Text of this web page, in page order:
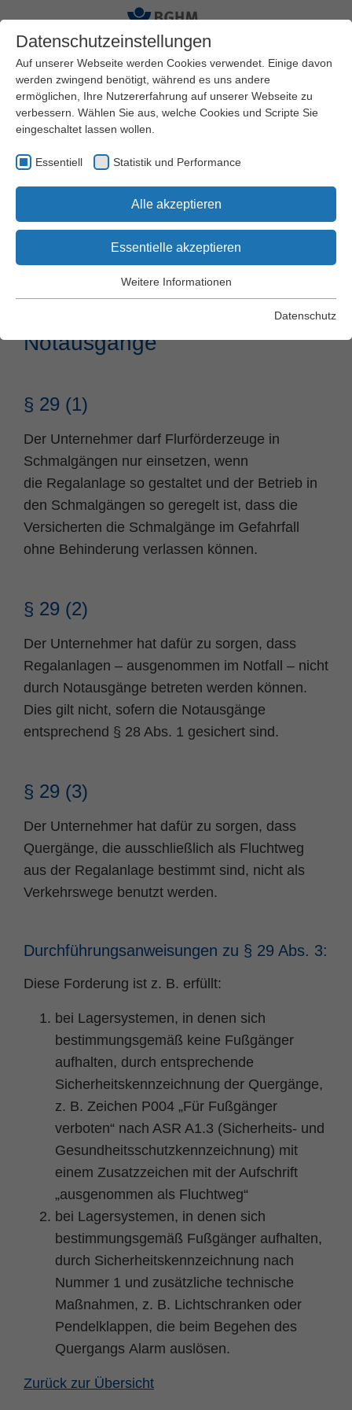
Startseite
Arbeitssicherheit und Gesundheitsschutz
Schriften und Regelwerk
DGUV Vorschriften
DGUV Vorschrift 68
DGUV Vorschrift
68 "Flurförderzeuge"
Notausgänge
§ 29 (1)
Der Unternehmer darf Flurförderzeuge in
Schmalgängen nur einsetzen, wenn
die Regalanlage so gestaltet und der Betrieb in
den Schmalgängen so geregelt ist, dass die
Versicherten die Schmalgänge im Gefahrfall
ohne Behinderung verlassen können.
§ 29 (2)
Der Unternehmer hat dafür zu sorgen, dass
Regalanlagen – ausgenommen im Notfall – nicht
durch Notausgänge betreten werden können.
Dies gilt nicht, sofern die Notausgänge
entsprechend § 28 Abs. 1 gesichert sind.
§ 29 (3)
Der Unternehmer hat dafür zu sorgen, dass
Quergänge, die ausschließlich als Fluchtweg
aus der Regalanlage bestimmt sind, nicht als
Verkehrswege benutzt werden.
Durchführungsanweisungen zu § 29 Abs. 3:
Diese Forderung ist z. B. erfüllt:
bei Lagersystemen, in denen sich
bestimmungsgemäß keine Fußgänger
aufhalten, durch entsprechende
Sicherheitskennzeichnung der Quergänge,
z. B. Zeichen P004 „Für Fußgänger
verboten“ nach ASR A1.3 (Sicherheits- und
Gesundheitsschutzkennzeichnung) mit
einem Zusatzzeichen mit der Aufschrift
„ausgenommen als Fluchtweg“
bei Lagersystemen, in denen sich
bestimmungsgemäß Fußgänger aufhalten,
durch Sicherheitskennzeichnung nach
Nummer 1 und zusätzliche technische
Maßnahmen, z. B. Lichtschranken oder
Pendelklappen, die beim Begehen des
Quergangs Alarm auslösen.
Zurück zur Übersicht
Datenschutzeinstellungen
Auf unserer Webseite werden Cookies verwendet. Einige davon
werden zwingend benötigt, während es uns andere
ermöglichen, Ihre Nutzererfahrung auf unserer Webseite zu
verbessern. Wählen Sie aus, welche Cookies und Scripte Sie
eingeschaltet lassen wollen.
Essentiell Statistik und Performance
Alle akzeptieren
Essentielle akzeptieren
Essentielle Cookies werden für grundlegende Funktionen der
Webseite einwandfrei funktioniert.
Anbieter
Laufzeit Session
Zweck
Dieses Cookie ist ein Standard-Session-
eines Benutzer-Logins die Session ID
mithilfe derer der eingeloggte User
wiedererkannt wird, um ihm Zugang zu
Name
Anbieter php
Laufzeit Ende der Sitzung
Zweck PHPs Standard Sitzungs Identifikation
Weitere Informationen
Datenschutz